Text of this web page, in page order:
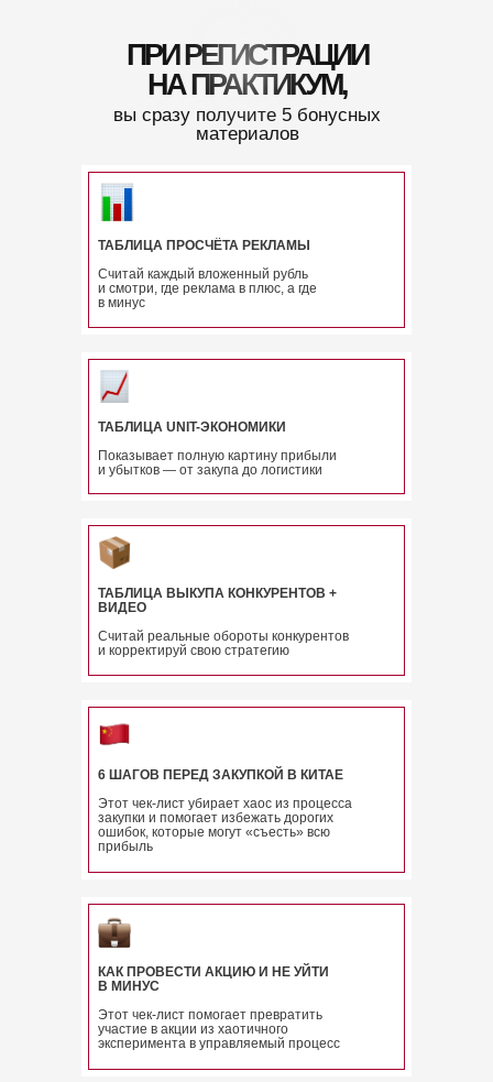
вы сразу получите 5 бонусных
материалов
ПРИ РЕГИСТРАЦИИ
НА ПРАКТИКУМ,
КАК ПРОВЕСТИ АКЦИЮ И НЕ УЙТИ
В МИНУС
Этот чек-лист помогает превратить
участие в акции из хаотичного
эксперимента в управляемый процесс
6 ШАГОВ ПЕРЕД ЗАКУПКОЙ В КИТАЕ
Этот чек-лист убирает хаос из процесса
закупки и помогает избежать дорогих
ошибок, которые могут «съесть» всю
прибыль
ТАБЛИЦА ВЫКУПА КОНКУРЕНТОВ +
ВИДЕО
Считай реальные обороты конкурентов
и корректируй свою стратегию
ТАБЛИЦА UNIT-ЭКОНОМИКИ
Показывает полную картину прибыли
и убытков — от закупа до логистики
ТАБЛИЦА ПРОСЧЁТА РЕКЛАМЫ
Считай каждый вложенный рубль
и смотри, где реклама в плюс, а где
в минус